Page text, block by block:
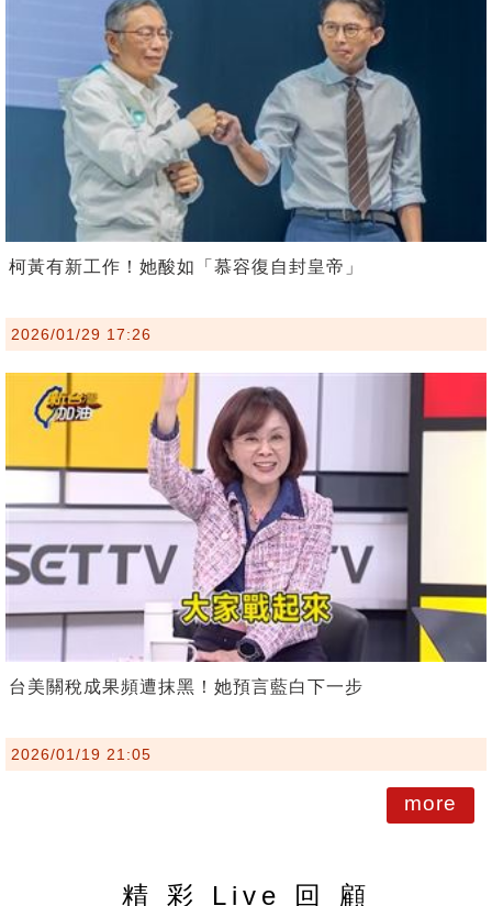
柯黃有新工作！她酸如「慕容復自封皇帝」
2026/01/29 17:26
台美關稅成果頻遭抹黑！她預言藍白下一步
2026/01/19 21:05
more
精 彩 Live 回 顧